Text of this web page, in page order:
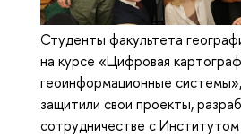
Студенты факультета
на курсе «Цифровая
геоинформационные
защитили свои проекты,
сотрудничестве с